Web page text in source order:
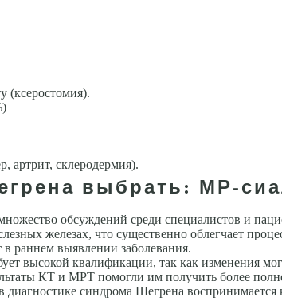
(ксеростомия).
артрит, скле­родермия).
выбрать: МР-
обсуждений среди специалистов и
железах, что существенно облегчает
раннем выявлении заболевания.
высокой квалификации, так как изменения
КТ и МРТ помогли им получить более
диагностике синдрома Шегрена